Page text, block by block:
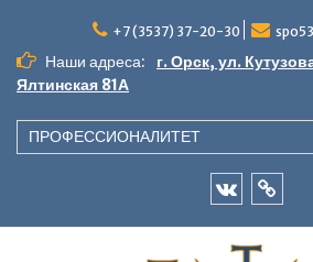
содержимому
+7 (3537) 37-20-30
Наши адреса:
г. Орск, ул.
Ялтинская 81А
ПРОФЕССИОНАЛИТЕТ